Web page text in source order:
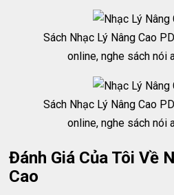
Sách Nhạc Lý Nâng Cao
online, nghe sách nói
Sách Nhạc Lý Nâng Cao
online, nghe sách nói
Đánh Giá Của Tôi Về
Cao